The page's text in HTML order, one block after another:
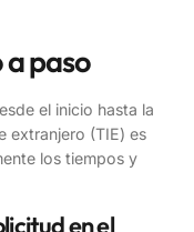
paso
el inicio hasta la
extranjero (TIE) es
los tiempos y
en el